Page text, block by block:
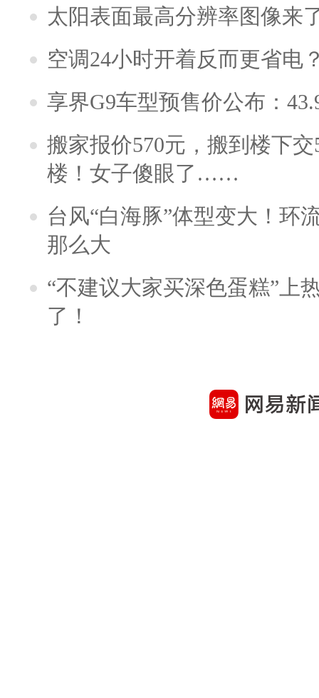
太阳表面最高分辨率图像来
空调24小时开着反而更省电
享界G9车型预售价公布：
搬家报价570元，搬到楼下
楼！女子傻眼了……
台风“白海豚”体型变大！环
那么大
“不建议大家买深色蛋糕”上
了！